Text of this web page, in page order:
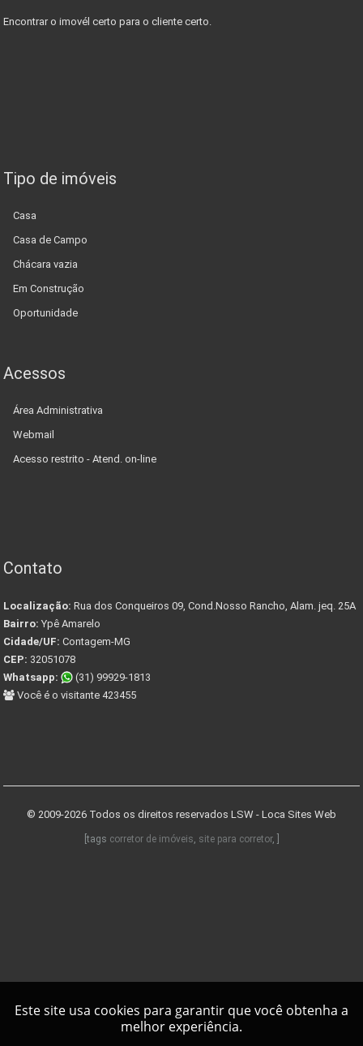
Encontrar o imovél certo para o cliente certo.
Tipo de imóveis
Casa
Casa de Campo
Chácara vazia
Em Construção
Oportunidade
Acessos
Área Administrativa
Webmail
Acesso restrito - Atend. on-line
Contato
Localização: Rua dos Conqueiros 09, Cond.Nosso Rancho, Alam. jeq. 25A
Bairro: Ypê Amarelo
Cidade/UF: Contagem-MG
CEP: 32051078
Whatsapp:
(31) 99929-1813
Você é o visitante 423455
© 2009-2026 Todos os direitos reservados LSW - Loca Sites Web
[tags corretor de imóveis, site para corretor, ]
Este site usa cookies para garantir que você obtenha a
melhor experiência.